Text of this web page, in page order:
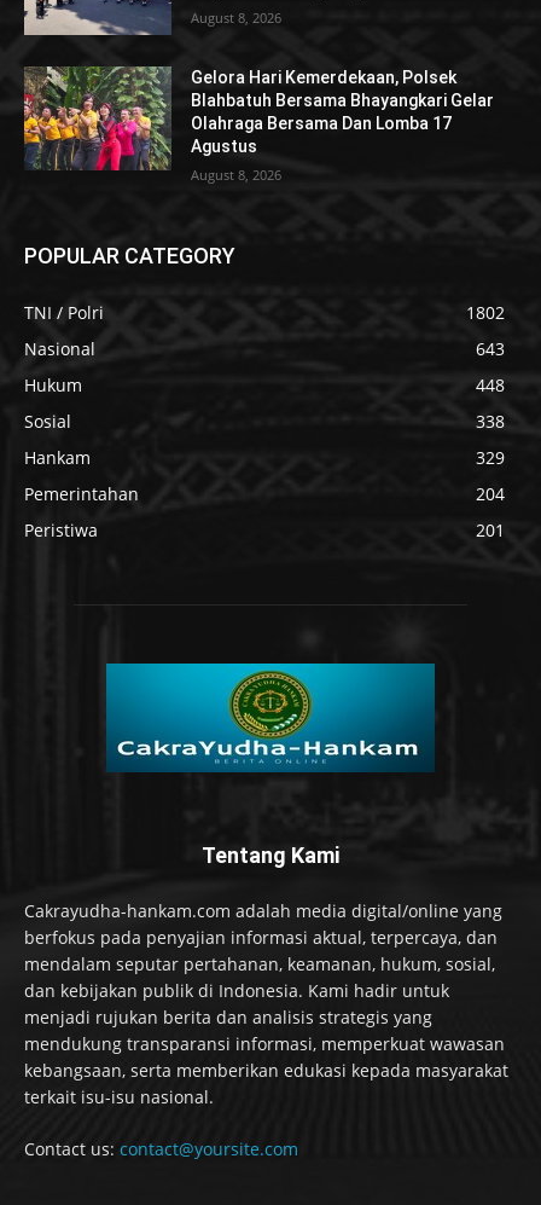
August 8, 2026
Gelora Hari Kemerdekaan, Polsek
Blahbatuh Bersama Bhayangkari Gelar
Olahraga Bersama Dan Lomba 17
Agustus
August 8, 2026
POPULAR CATEGORY
TNI / Polri
1802
Nasional
643
Hukum
448
Sosial
338
Hankam
329
Pemerintahan
204
Peristiwa
201
Tentang Kami
Cakrayudha-hankam.com adalah media digital/online yang
berfokus pada penyajian informasi aktual, terpercaya, dan
mendalam seputar pertahanan, keamanan, hukum, sosial,
dan kebijakan publik di Indonesia. Kami hadir untuk
menjadi rujukan berita dan analisis strategis yang
mendukung transparansi informasi, memperkuat wawasan
kebangsaan, serta memberikan edukasi kepada masyarakat
terkait isu-isu nasional.
Contact us: contact@yoursite.com